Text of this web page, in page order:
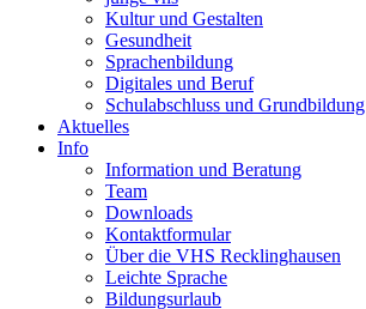
Kultur und Gestalten
Gesundheit
Sprachenbildung
Digitales und Beruf
Schulabschluss und Grundbildung
Aktuelles
Info
Information und Beratung
Team
Downloads
Kontaktformular
Über die VHS Recklinghausen
Leichte Sprache
Bildungsurlaub